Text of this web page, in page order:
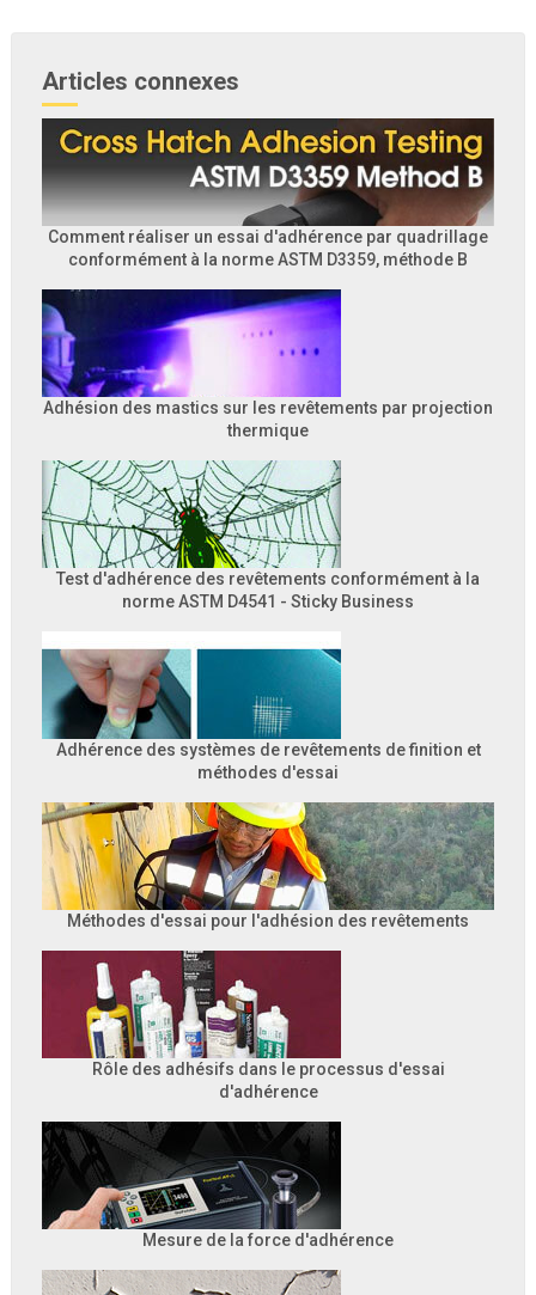
Articles connexes
Comment réaliser un essai d'adhérence par quadrillage
conformément à la norme ASTM D3359, méthode B
Adhésion des mastics sur les revêtements par projection
thermique
Test d'adhérence des revêtements conformément à la
norme ASTM D4541 - Sticky Business
Adhérence des systèmes de revêtements de finition et
méthodes d'essai
Méthodes d'essai pour l'adhésion des revêtements
Rôle des adhésifs dans le processus d'essai
d'adhérence
Mesure de la force d'adhérence